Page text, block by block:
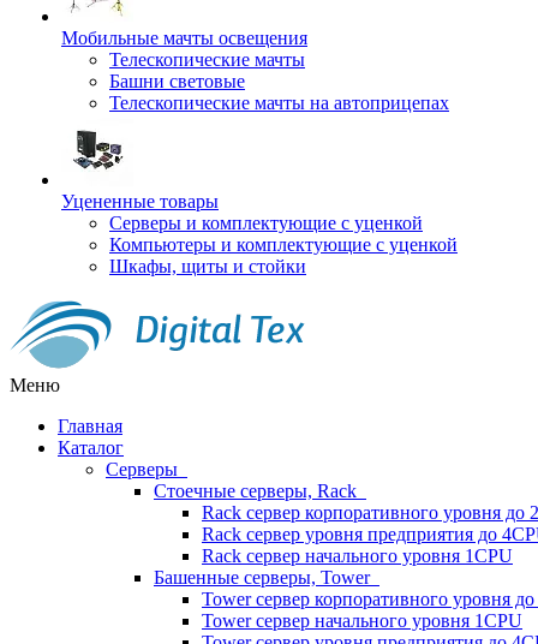
Мобильные мачты освещения
Телескопические мачты
Башни световые
Телескопические мачты на автоприцепах
Уцененные товары
Серверы и комплектующие с уценкой
Компьютеры и комплектующие с уценкой
Шкафы, щиты и стойки
Меню
Главная
Каталог
Серверы
Стоечные серверы, Rack
Rack сервер корпоративного уровня до
Rack сервер уровня предприятия до
Rack сервер начального уровня 1CPU
Башенные серверы, Tower
Tower сервер корпоративного уровня
Tower сервер начального уровня 1CPU